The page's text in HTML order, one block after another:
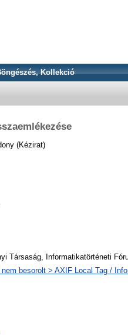
Kollekció
(Kézirat)
Társaság, Informatikatörténeti
besorolt > AXIF Local Tag /